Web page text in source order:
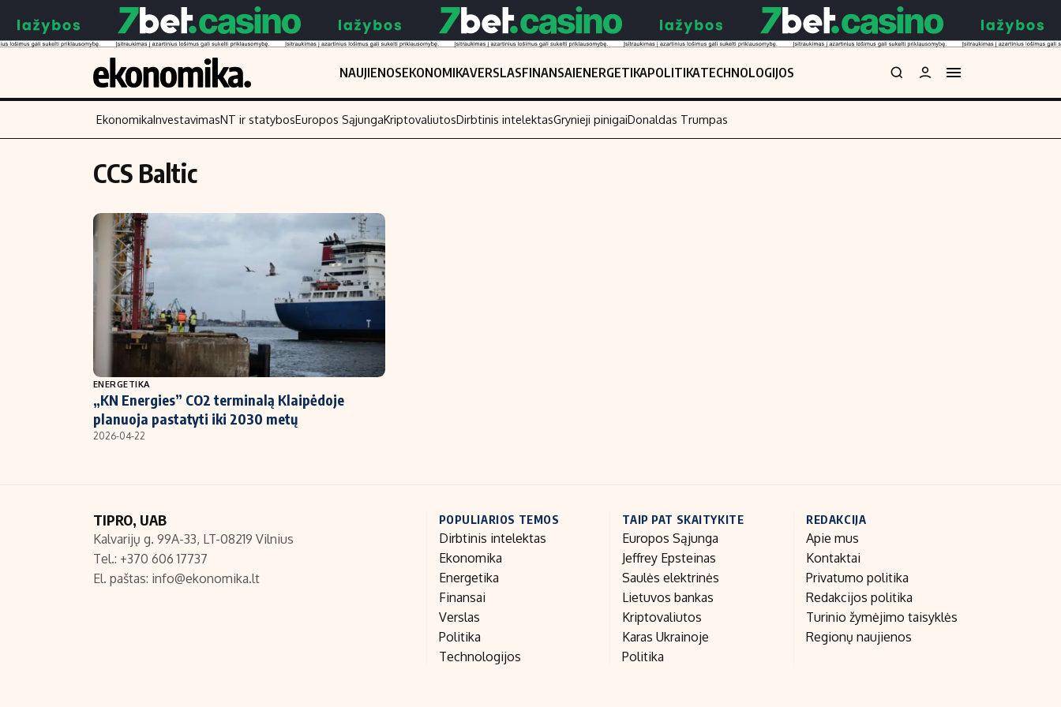
NAUJIENOSEKONOMIKAVERSLASFINANSAIENERGETIKAPOLITIKATECHNOLOGIJOS
Turinys
Naujienos
Aplinka
Verslas
Energetika
Ekonomika
NT ir statybos
Finansai
Žemės ūkis
Technologijos
Laisvalaikis
EkonomikaInvestavimasNT ir statybosEuropos SąjungaKriptovaliutosDirbtinis intelektasGrynieji pinigaiDonaldas Trumpas
CCS Baltic
ENERGETIKA
„KN Energies” CO2 terminalą Klaipėdoje
planuoja pastatyti iki 2030 metų
2026-04-22
TIPRO, UAB
Kalvarijų g. 99A-33, LT-08219 Vilnius
Tel.: +370 606 17737
El. paštas: info@ekonomika.lt
POPULIARIOS TEMOS
Dirbtinis intelektas
Ekonomika
Energetika
Finansai
Verslas
Politika
Technologijos
TAIP PAT SKAITYKITE
Europos Sąjunga
Jeffrey Epsteinas
Saulės elektrinės
Lietuvos bankas
Kriptovaliutos
Karas Ukrainoje
Politika
REDAKCIJA
Apie mus
Kontaktai
Privatumo politika
Redakcijos politika
Turinio žymėjimo taisyklės
Regionų naujienos